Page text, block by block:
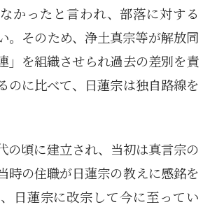
かったと言われ、部落に対する
。そのため、浄土真宗等が解放同
」を組織させられ過去の差別を責
のに比べて、日蓮宗は独自路線を
の頃に建立され、当初は真言宗の
時の住職が日蓮宗の教えに感銘を
日蓮宗に改宗して今に至ってい